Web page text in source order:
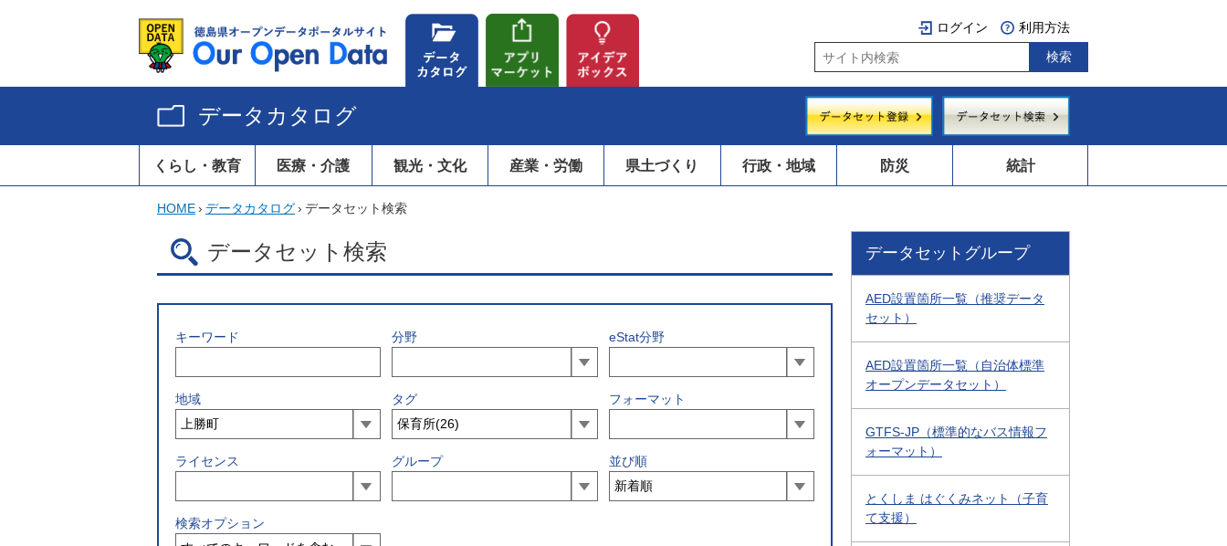
ログイン 利用方法
データカタログ
くらし・教育 医療・介護 観光・文化 産業・労働 県土づくり 行政・地域 防災 統計
HOME› データカタログ› データセット検索
データセット検索
キーワード 分野 eStat分野
地域 タグ フォーマット
ライセンス グループ 並び順
検索オプション
データセットグループ
AED設置箇所一覧（推奨データ
セット）
AED設置箇所一覧（自治体標準
オープンデータセット）
GTFS-JP（標準的なバス情報フ
ォーマット）
とくしま はぐくみネット（子育
て支援）